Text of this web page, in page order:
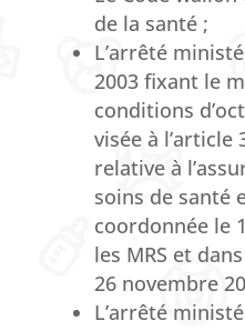
de la santé ;
L’arrêté
2003 fixant le
conditions
visée à l’article
relative à
soins de santé
coordonnée le
les MRS et
26 novembre
L’arrêté